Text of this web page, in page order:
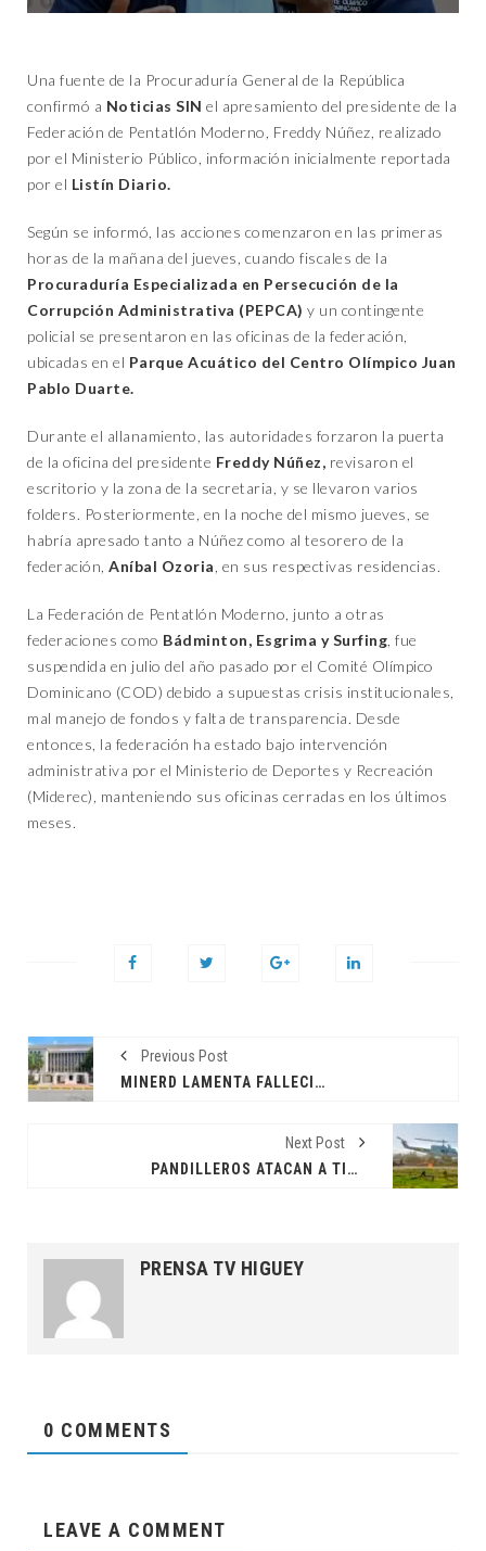
Una fuente de la Procuraduría General de la República
confirmó a Noticias SIN el apresamiento del presidente de la
Federación de Pentatlón Moderno, Freddy Núñez, realizado
por el Ministerio Público, información inicialmente reportada
por el Listín Diario.
Según se informó, las acciones comenzaron en las primeras
horas de la mañana del jueves, cuando fiscales de la
Procuraduría Especializada en Persecución de la
Corrupción Administrativa (PEPCA) y un contingente
policial se presentaron en las oficinas de la federación,
ubicadas en el Parque Acuático del Centro Olímpico Juan
Pablo Duarte.
Durante el allanamiento, las autoridades forzaron la puerta
de la oficina del presidente Freddy Núñez, revisaron el
escritorio y la zona de la secretaria, y se llevaron varios
folders. Posteriormente, en la noche del mismo jueves, se
habría apresado tanto a Núñez como al tesorero de la
federación, Aníbal Ozoria , en sus respectivas residencias.
La Federación de Pentatlón Moderno, junto a otras
federaciones como Bádminton, Esgrima y Surfing , fue
suspendida en julio del año pasado por el Comité Olímpico
Dominicano (COD) debido a supuestas crisis institucionales,
mal manejo de fondos y falta de transparencia. Desde
entonces, la federación ha estado bajo intervención
administrativa por el Ministerio de Deportes y Recreación
(Miderec), manteniendo sus oficinas cerradas en los últimos
meses.
Previous Post
MINERD LAMENTA FALLECIMIENTO DE ESTUDIANTE EN BARAHONA Y DISPONE INVESTIGACIÓN EXHAUSTIVA
Next Post
PANDILLEROS ATACAN A TIROS HELICÓPTERODE LA ONU Y CONVOY DE EE.UU. EN HAITI
PRENSA TV HIGUEY
0 COMMENTS
LEAVE A COMMENT